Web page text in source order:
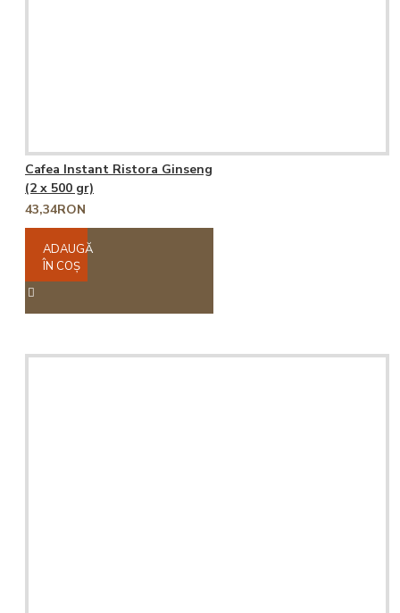
Cafea Instant Ristora Ginseng
(2 x 500 gr)
43,34RON
ADAUGĂ
ÎN COŞ